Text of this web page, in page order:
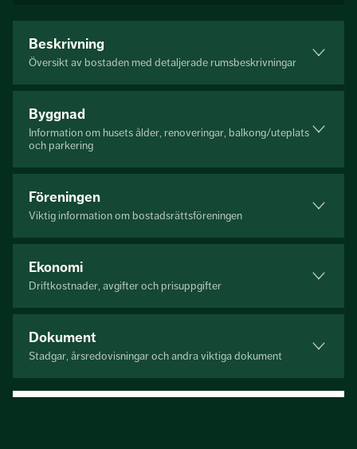
Beskrivning
Översikt av bostaden med detaljerade rumsbeskrivningar
Byggnad
Information om husets ålder, renoveringar, balkong/uteplats
och parkering
Föreningen
Viktig information om bostadsrättsföreningen
Ekonomi
Driftkostnader, avgifter och prisuppgifter
Dokument
Stadgar, årsredovisningar och andra viktiga dokument